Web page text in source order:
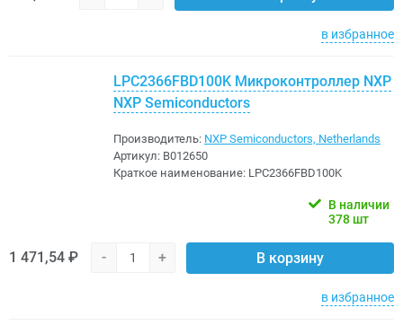
в избранное
LPC2366FBD100K Микроконтроллер NXP
NXP Semiconductors
Производитель: NXP Semiconductors, Netherlands
Артикул: B012650
Краткое наименование: LPC2366FBD100K
В наличии
378 шт
1 471,54 ₽ - + В корзину
в избранное